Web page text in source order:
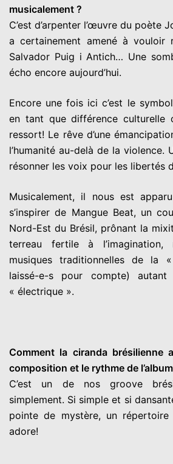
musicalement ?
C’est d’arpenter l’œuvre du poète
a certainement amené à vouloir
Salvador Puig i Antich… Une
écho encore aujourd’hui.
Encore une fois ici c’est le
en tant que différence culturelle
ressort! Le rêve d’une
l’humanité au-delà de la violence.
résonner les voix pour les libertés
Musicalement, il nous est
s’inspirer de Mangue Beat, un
Nord-Est du Brésil, prônant la
terreau fertile à l’imagination,
musiques traditionnelles de la
laissé-e-s pour compte)
« électrique ».
Comment la ciranda brésilienne
composition et le rythme de
C’est un de nos groove
simplement. Si simple et si
pointe de mystère, un répertoire
adore!